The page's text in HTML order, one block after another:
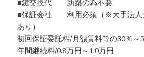
■鍵交換代 新築の為不要
■保証会社 利用必須（※大手法人
あり）
初回保証委託料/月額賃料等の30％～
年間継続料/0.8万円～1.0万円